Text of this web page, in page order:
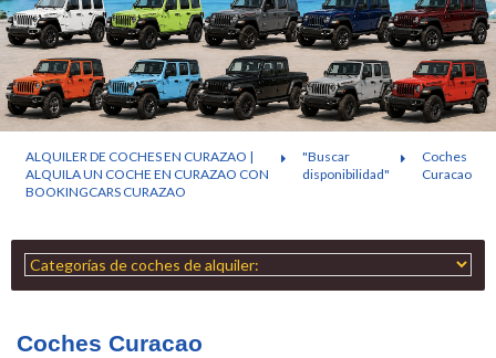
ALQUILER DE COCHES EN CURAZAO |
ALQUILA UN COCHE EN CURAZAO CON
BOOKINGCARS CURAZAO
"Buscar
disponibilidad"
Coches
Curacao
Coches Curacao